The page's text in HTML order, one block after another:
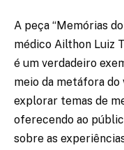
A peça “Memórias
médico Ailthon Luiz
é um verdadeiro
meio da metáfora
explorar temas de
oferecendo ao
sobre as